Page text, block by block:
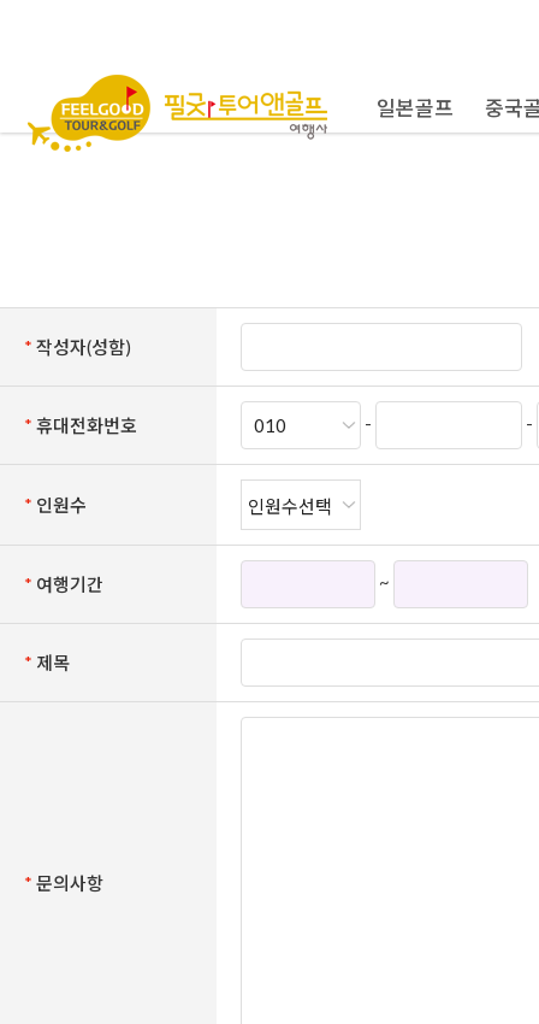
일본골프 중국
* 작성자(성함)
* 휴대전화번호 - -
* 인원수
* 여행기간 ~
* 제목
* 문의사항